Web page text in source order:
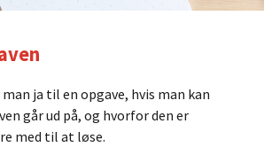
ja til en opgave, hvis man kan
går ud på, og hvorfor den er
med til at løse.